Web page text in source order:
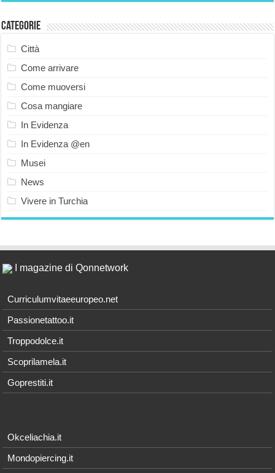
Categorie
Città
Come arrivare
Come muoversi
Cosa mangiare
In Evidenza
In Evidenza @en
Musei
News
Vivere in Turchia
I magazine di Qonnetwork
Curriculumvitaeeuropeo.net
Passionetattoo.it
Troppodolce.it
Scoprilamela.it
Goprestiti.it
Okceliachia.it
Mondopiercing.it